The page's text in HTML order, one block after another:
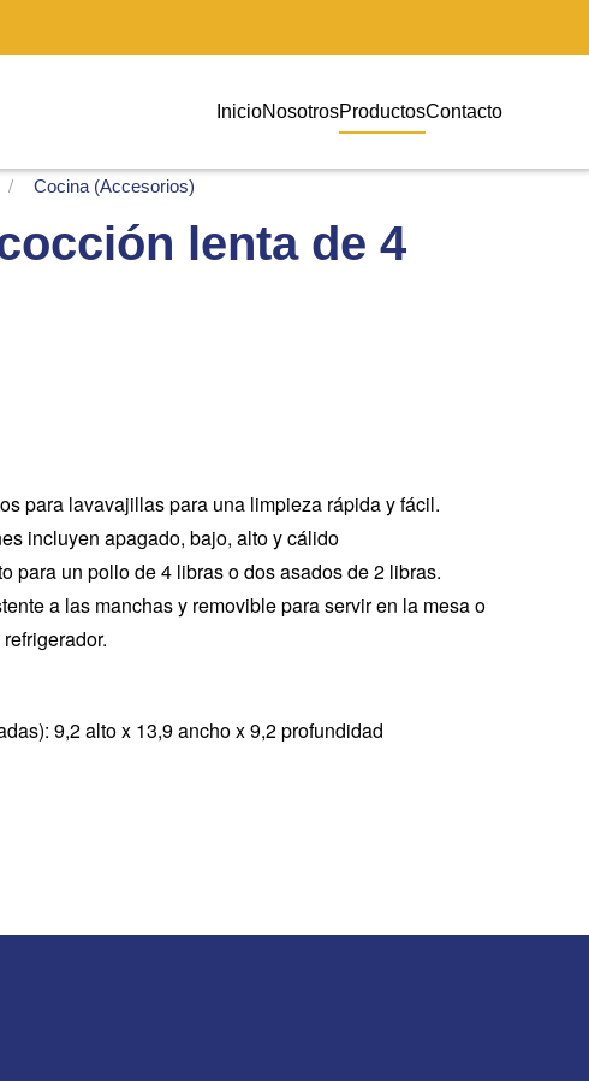
InicioNosotrosProductosContacto
Cocina (Accesorios)
lenta de 4
para lavavajillas para una limpieza rápida y fácil.
incluyen apagado, bajo, alto y cálido
para un pollo de 4 libras o dos asados ​​de 2 libras.
a las manchas y removible para servir en la mesa o
9,2 alto x 13,9 ancho x 9,2 profundidad